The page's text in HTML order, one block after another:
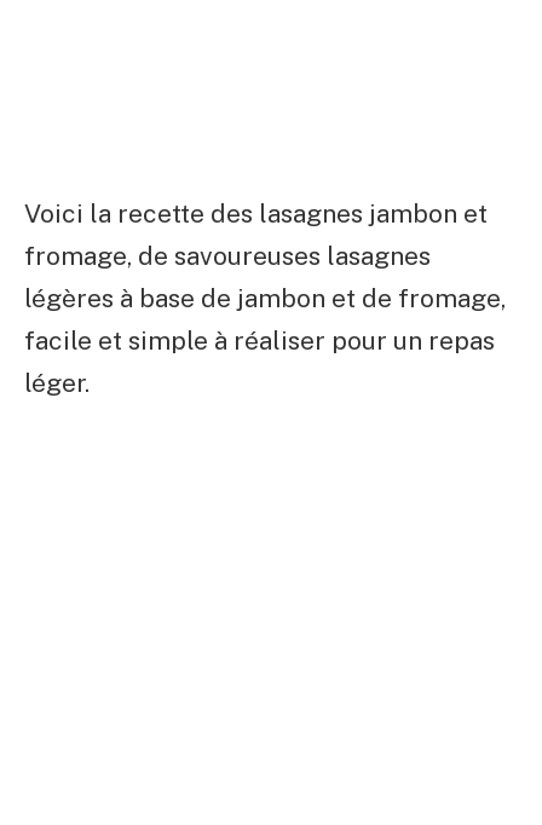
Voici la recette des lasagnes jambon et
fromage, de savoureuses lasagnes
légères à base de jambon et de fromage,
facile et simple à réaliser pour un repas
léger.